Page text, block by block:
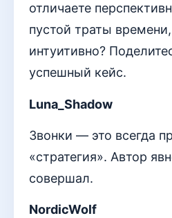
отличаете
пустой траты
интуитивно?
успешный кейс.
Luna_Shadow
Звонки — это всегда
«стратегия». Автор
совершал.
NordicWolf